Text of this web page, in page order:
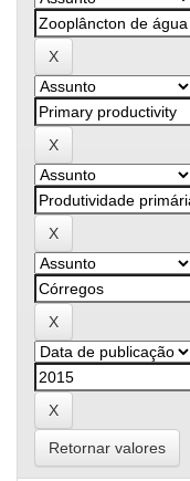
Retornar valores